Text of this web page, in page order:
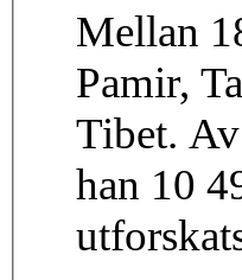
Mellan
Pamir,
Tibet.
han 10